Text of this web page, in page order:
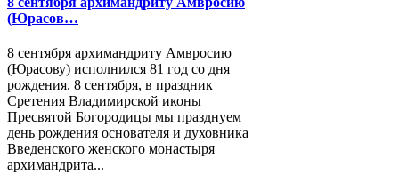
(Юрасов…
8 сентября архимандриту Амвросию
(Юрасову) исполнился 81 год со дня
рождения. 8 сентября, в праздник
Сретения Владимирской иконы
Пресвятой Богородицы мы празднуем
день рождения основателя и духовника
Введенского женского монастыря
архимандрита...